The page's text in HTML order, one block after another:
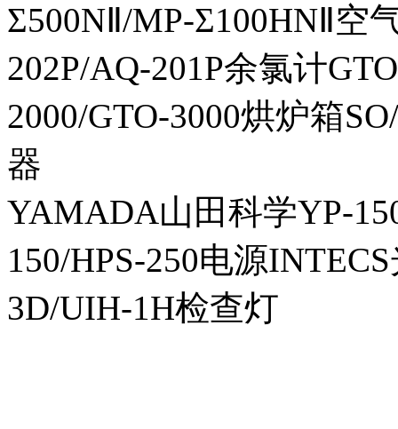
Σ500NⅡ/MP-Σ100HNⅡ空
202P/AQ-201P余氯计
2000/GTO-3000烘炉箱
器
YAMADA山田科学YP-
150/HPS-250电源
3D/UIH-1H检查灯